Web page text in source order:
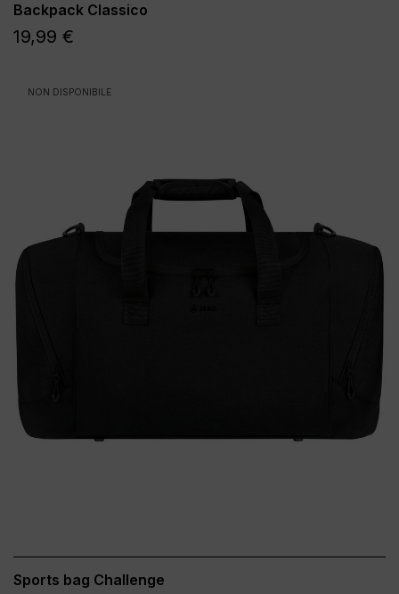
Backpack Classico
19,99 €
NON DISPONIBILE
Sports bag Challenge